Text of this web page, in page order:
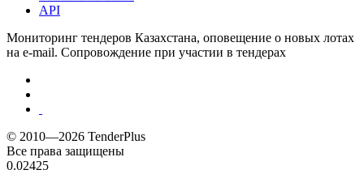
API
Мониторинг тендеров Казахстана, оповещение о новых лотах
на e-mail. Сопровождение при участии в тендерах
© 2010—2026 TenderPlus
Все права защищены
0.02425